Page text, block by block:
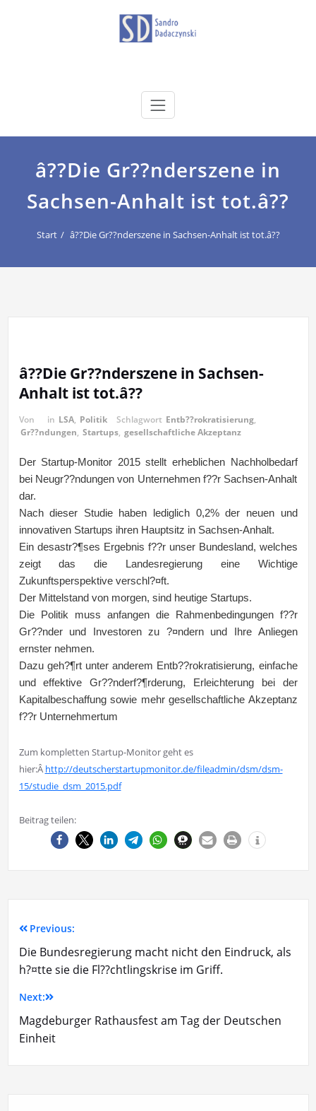
dadaczynski.de
â??Die Gr??nderszene in
Sachsen-Anhalt ist tot.â??
Start â??Die Gr??nderszene in Sachsen-Anhalt ist tot.â??
â??Die Gr??nderszene in Sachsen-
Anhalt ist tot.â??
Von in LSA, Politik Schlagwort Entb??rokratisierung,
Gr??ndungen, Startups, gesellschaftliche Akzeptanz
Der Startup-Monitor 2015 stellt erheblichen Nachholbedarf
bei Neugr??ndungen von Unternehmen f??r Sachsen-Anhalt
dar.
Nach dieser Studie haben lediglich 0,2% der neuen und
innovativen Startups ihren Hauptsitz in Sachsen-Anhalt.
Ein desastr?¶ses Ergebnis f??r unser Bundesland, welches
zeigt das die Landesregierung eine Wichtige
Zukunftsperspektive verschl?¤ft.
Der Mittelstand von morgen, sind heutige Startups.
Die Politik muss anfangen die Rahmenbedingungen f??r
Gr??nder und Investoren zu ?¤ndern und Ihre Anliegen
ernster nehmen.
Dazu geh?¶rt unter anderem Entb??rokratisierung, einfache
und effektive Gr??nderf?¶rderung, Erleichterung bei der
Kapitalbeschaffung sowie mehr gesellschaftliche Akzeptanz
f??r Unternehmertum
Zum kompletten Startup-Monitor geht es
hier:Â http://deutscherstartupmonitor.de/fileadmin/dsm/dsm-
15/studie_dsm_2015.pdf
Beitrag teilen:
Previous:
Die Bundesregierung macht nicht den Eindruck, als
h?¤tte sie die Fl??chtlingskrise im Griff.
Next:
Magdeburger Rathausfest am Tag der Deutschen
Einheit